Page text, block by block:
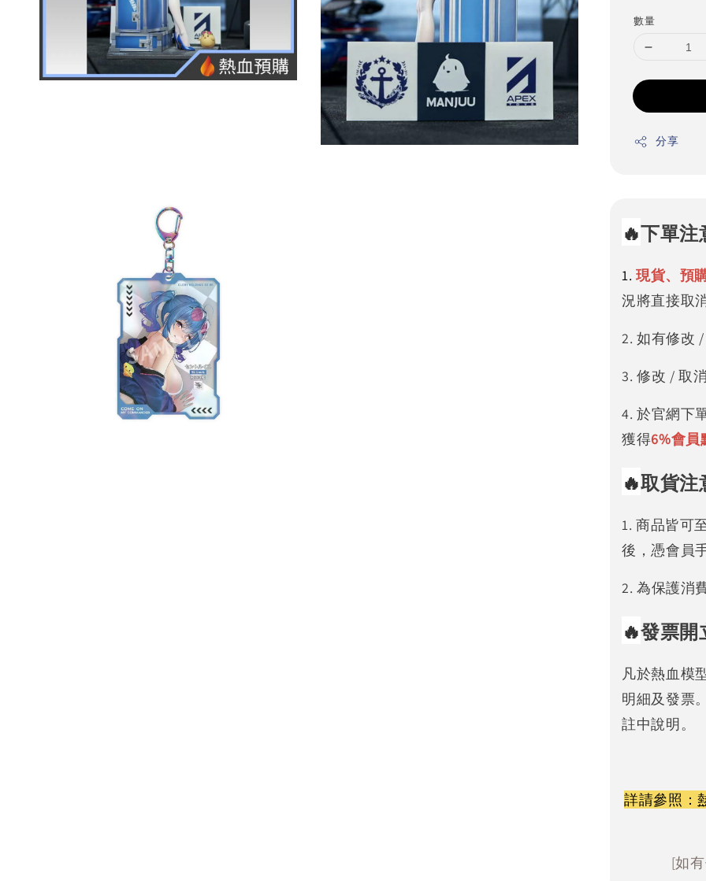
數量
分享
🔥下單注
1. 現貨、預
況將直接取
2. 如有修改
3. 修改 / 取
4. 於官網下
獲得6%會員
🔥取貨注
1. 商品皆可
後，憑會員
2. 為保護消
🔥發票開
凡於熱血模
明細及發票
註中說明。
詳請參照：
[如